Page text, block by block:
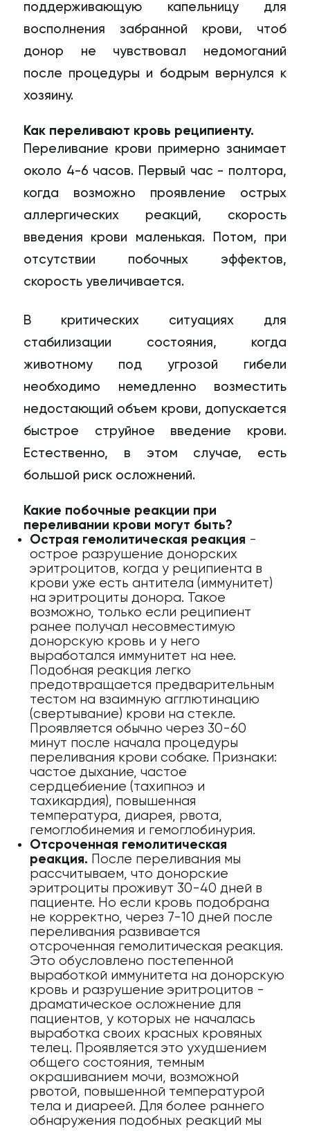
поддерживающую капельницу для
восполнения забранной крови, чтоб
донор не чувствовал недомоганий
после процедуры и бодрым вернулся к
хозяину.
Как переливают кровь реципиенту.
Переливание крови примерно занимает
около 4-6 часов. Первый час - полтора,
когда возможно проявление острых
аллергических реакций, скорость
введения крови маленькая. Потом, при
отсутствии побочных эффектов,
скорость увеличивается.
В критических ситуациях для
стабилизации состояния, когда
животному под угрозой гибели
необходимо немедленно возместить
недостающий объем крови, допускается
быстрое струйное введение крови.
Естественно, в этом случае, есть
большой риск осложнений.
Какие побочные реакции при
переливании крови могут быть?
Острая гемолитическая реакция -
острое разрушение донорских
эритроцитов, когда у реципиента в
крови уже есть антитела (иммунитет)
на эритроциты донора. Такое
возможно, только если реципиент
ранее получал несовместимую
донорскую кровь и у него
выработался иммунитет на нее.
Подобная реакция легко
предотвращается предварительным
тестом на взаимную агглютинацию
(свертывание) крови на стекле.
Проявляется обычно через 30-60
минут после начала процедуры
переливания крови собаке. Признаки:
частое дыхание, частое
сердцебиение (тахипноэ и
тахикардия), повышенная
температура, диарея, рвота,
гемоглобинемия и гемоглобинурия.
Отсроченная гемолитическая
реакция. После переливания мы
рассчитываем, что донорские
эритроциты проживут 30-40 дней в
пациенте. Но если кровь подобрана
не корректно, через 7-10 дней после
переливания развивается
отсроченная гемолитическая реакция.
Это обусловлено постепенной
выработкой иммунитета на донорскую
кровь и разрушение эритроцитов -
драматическое осложнение для
пациентов, у которых не началась
выработка своих красных кровяных
телец. Проявляется это ухудшением
общего состояния, темным
окрашиванием мочи, возможной
рвотой, повышенной температурой
тела и диареей. Для более раннего
обнаружения подобных реакций мы